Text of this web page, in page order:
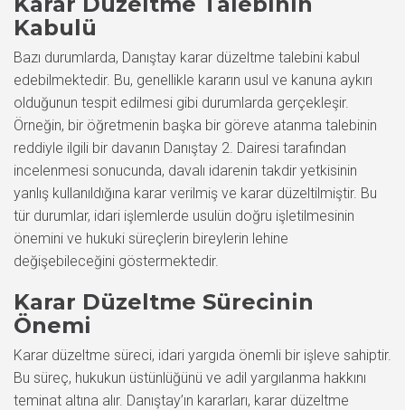
Kabulü
Bazı durumlarda, Danıştay karar düzeltme talebini kabul
edebilmektedir. Bu, genellikle kararın usul ve kanuna aykırı
olduğunun tespit edilmesi gibi durumlarda gerçekleşir.
Örneğin, bir öğretmenin başka bir göreve atanma talebinin
reddiyle ilgili bir davanın Danıştay 2. Dairesi tarafından
incelenmesi sonucunda, davalı idarenin takdir yetkisinin
yanlış kullanıldığına karar verilmiş ve karar düzeltilmiştir. Bu
tür durumlar, idari işlemlerde usulün doğru işletilmesinin
önemini ve hukuki süreçlerin bireylerin lehine
değişebileceğini göstermektedir.
Karar Düzeltme Sürecinin
Önemi
Karar düzeltme süreci, idari yargıda önemli bir işleve sahiptir.
Bu süreç, hukukun üstünlüğünü ve adil yargılanma hakkını
teminat altına alır. Danıştay’ın kararları, karar düzeltme